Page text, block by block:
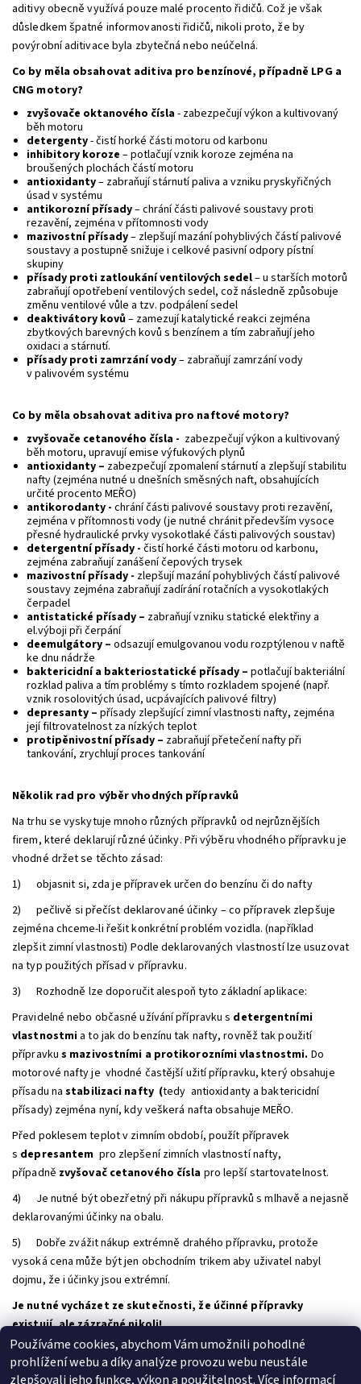
aditivy obecně využívá pouze malé procento řidičů. Což je však
důsledkem špatné informovanosti řidičů, nikoli proto, že by
povýrobní aditivace byla zbytečná nebo neúčelná.
Co by měla obsahovat aditiva pro benzínové, případně LPG a
CNG motory?
zvyšovače oktanového čísla- zabezpečují výkon a kultivovaný
běh motoru
detergenty- čistí horké části motoru od karbonu
inhibitory koroze – potlačují vznik koroze zejména na
broušených plochách částí motoru
antioxidanty– zabraňují stárnutí paliva a vzniku pryskyřičných
úsad v systému
antikorozní přísady– chrání části palivové soustavy proti
rezavění, zejména v přítomnosti vody
mazivostní přísady– zlepšují mazání pohyblivých částí palivové
soustavy a postupně snižuje i celkové pasivní odpory pístní
skupiny
přísady proti zatloukání ventilových sedel– u starších motorů
zabraňují opotřebení ventilových sedel, což následně způsobuje
změnu ventilové vůle a tzv. podpálení sedel
deaktivátory kovů– zamezují katalytické reakci zejména
zbytkových barevných kovů s benzínem a tím zabraňují jeho
oxidaci a stárnutí.
přísady proti zamrzání vody– zabraňují zamrzání vody
v palivovém systému
Co by měla obsahovat aditiva pro naftové motory?
zvyšovače cetanového čísla - zabezpečují výkon a kultivovaný
běh motoru, upravují emise výfukových plynů
antioxidanty – zabezpečují zpomalení stárnutí a zlepšují stabilitu
nafty (zejména nutné u dnešních směsných naft, obsahujících
určité procento MEŘO)
antikorodanty - chrání části palivové soustavy proti rezavění,
zejména v přítomnosti vody (je nutné chránit především vysoce
přesné hydraulické prvky vysokotlaké části palivových soustav)
detergentní přísady - čistí horké části motoru od karbonu,
zejména zabraňují zanášení čepových trysek
mazivostní přísady - zlepšují mazání pohyblivých částí palivové
soustavy zejména zabraňují zadírání rotačních a vysokotlakých
čerpadel
antistatické přísady – zabraňují vzniku statické elektřiny a
el.výboji při čerpání
deemulgátory – odsazují emulgovanou vodu rozptýlenou v naftě
ke dnu nádrže
baktericidní a bakteriostatické přísady – potlačují bakteriální
rozklad paliva a tím problémy s tímto rozkladem spojené (např.
vznik rosolovitých úsad, ucpávajících palivové filtry)
depresanty – přísady zlepšující zimní vlastnosti nafty, zejména
její filtrovatelnost za nízkých teplot
protipěnivostní přísady – zabraňují přetečení nafty při
tankování, zrychlují proces tankování
Několik rad pro výběr vhodných přípravků
Na trhu se vyskytuje mnoho různých přípravků od nejrůznějších
firem, které deklarují různé účinky. Při výběru vhodného přípravku je
vhodné držet se těchto zásad:
1) objasnit si, zda je přípravek určen do benzínu či do nafty
2) pečlivě si přečíst deklarované účinky – co přípravek zlepšuje
zejména chceme-li řešit konkrétní problém vozidla. (například
zlepšit zimní vlastnosti) Podle deklarovaných vlastností lze usuzovat
na typ použitých přísad v přípravku.
3) Rozhodně lze doporučit alespoň tyto základní aplikace:
Pravidelné nebo občasné užívání přípravku s detergentními
vlastnostmi a to jak do benzínu tak nafty, rovněž tak použití
přípravku s mazivostními a protikorozními vlastnostmi. Do
motorové nafty je vhodné častější užití přípravku, který obsahuje
přísadu na stabilizaci nafty (tedy antioxidanty a baktericidní
přísady) zejména nyní, kdy veškerá nafta obsahuje MEŘO.
Před poklesem teplot v zimním období, použít přípravek
s depresantem pro zlepšení zimních vlastností nafty,
případně zvyšovač cetanového čísla pro lepší startovatelnost.
4) Je nutné být obezřetný při nákupu přípravků s mlhavě a nejasně
deklarovanými účinky na obalu.
5) Dobře zvážit nákup extrémně drahého přípravku, protože
vysoká cena může být jen obchodním trikem aby uživatel nabyl
dojmu, že i účinky jsou extrémní.
Je nutné vycházet ze skutečnosti, že účinné přípravky
existují, ale zázračné nikoli!
PŘEDCHOZÍ ČLÁNEK DALŠÍ ČLÁNEK
Používáme cookies, abychom Vám umožnili pohodlné
prohlížení webu a díky analýze provozu webu neustále
zlepšovali jeho funkce, výkon a použitelnost.Více informací